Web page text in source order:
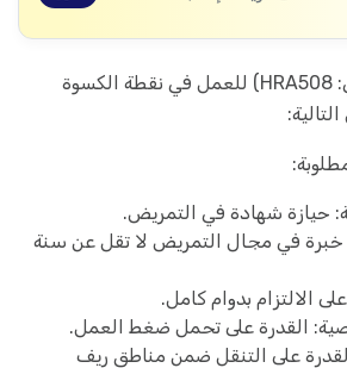
ممرض (الرمز الوظيفي: HRA508) للعمل في نقطة الكسوة
حيازة شهادة في التمريض.
خبرة في مجال التمريض لا تقل عن سنة
الالتزام بدوام كامل.
القدرة على تحمل ضغط العمل.
على التنقل ضمن مناطق ريف